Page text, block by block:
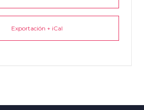
Exportación + iCal